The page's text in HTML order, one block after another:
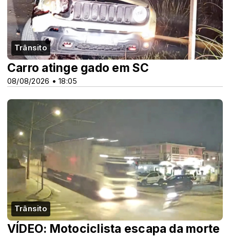
Trânsito
08/08/2026 • 18:05
Carro atinge gado em SC
Trânsito
VÍDEO: Motociclista escapa da morte